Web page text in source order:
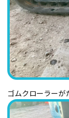
ゴムクローラーが